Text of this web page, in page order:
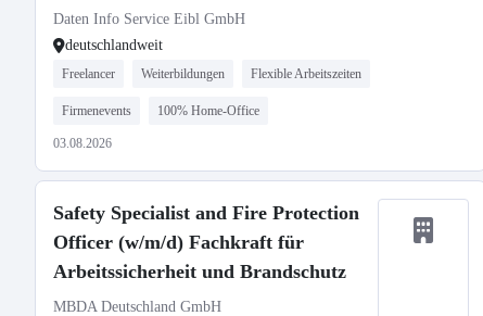
Daten Info Service Eibl GmbH
deutschlandweit
Freelancer Weiterbildungen Flexible Arbeitszeiten
Firmenevents 100% Home-Office
03.08.2026
Safety Specialist and Fire Protection
Officer (w/m/d) Fachkraft für
Arbeitssicherheit und Brandschutz
MBDA Deutschland GmbH